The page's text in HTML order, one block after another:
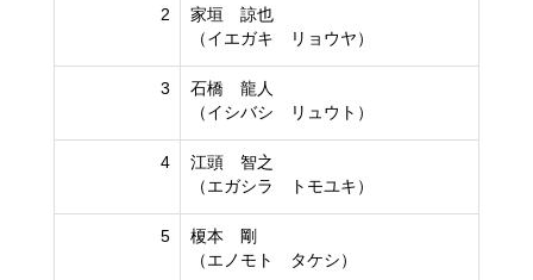
2
家垣 諒也
（イエガキ リョウヤ）
3
石橋 龍人
（イシバシ リュウト）
4
江頭 智之
（エガシラ トモユキ）
5
榎本 剛
（エノモト タケシ）